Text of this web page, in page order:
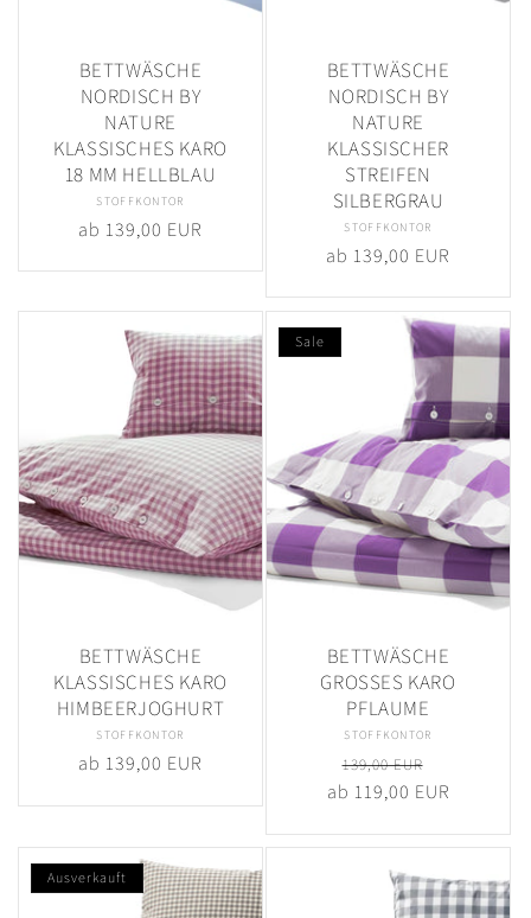
BETTWÄSCHE
NORDISCH BY
NATURE
KLASSISCHES KARO
18 MM HELLBLAU
Anbieter:
STOFFKONTOR
Normaler
ab 139,00 EUR
BETTWÄSCHE
NORDISCH BY
NATURE
KLASSISCHER
STREIFEN
SILBERGRAU
Anbieter:
STOFFKONTOR
Normaler
ab 139,00 EUR
BETTWÄSCHE
KLASSISCHES KARO
HIMBEERJOGHURT
Anbieter:
STOFFKONTOR
Normaler
ab 139,00 EUR
Sale
BETTWÄSCHE
GROSSES KARO
PFLAUME
Anbieter:
STOFFKONTOR
Normaler
Preis
139,00 EUR
ab 119,00 EUR
Ausverkauft